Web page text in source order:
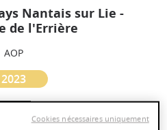
Nantais sur Lie -
de l'Errière
AOP
2023
Cookies nécessaires uniquement